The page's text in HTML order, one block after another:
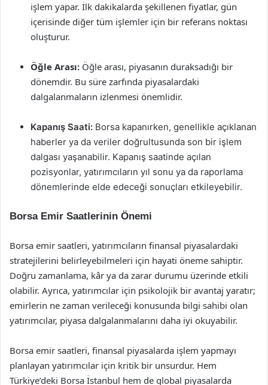
işlem yapar. İlk dakikalarda şekillenen fiyatlar, gün
içerisinde diğer tüm işlemler için bir referans noktası
oluşturur.
Öğle Arası: Öğle arası, piyasanın duraksadığı bir
dönemdir. Bu süre zarfında piyasalardaki
dalgalanmaların izlenmesi önemlidir.
Kapanış Saati: Borsa kapanırken, genellikle açıklanan
haberler ya da veriler doğrultusunda son bir işlem
dalgası yaşanabilir. Kapanış saatinde açılan
pozisyonlar, yatırımcıların yıl sonu ya da raporlama
dönemlerinde elde edeceği sonuçları etkileyebilir.
Borsa Emir Saatlerinin Önemi
Borsa emir saatleri, yatırımcıların finansal piyasalardaki
stratejilerini belirleyebilmeleri için hayati öneme sahiptir.
Doğru zamanlama, kâr ya da zarar durumu üzerinde etkili
olabilir. Ayrıca, yatırımcılar için psikolojik bir avantaj yaratır;
emirlerin ne zaman verileceği konusunda bilgi sahibi olan
yatırımcılar, piyasa dalgalanmalarını daha iyi okuyabilir.
Borsa emir saatleri, finansal piyasalarda işlem yapmayı
planlayan yatırımcılar için kritik bir unsurdur. Hem
Türkiye’deki Borsa İstanbul hem de global piyasalarda